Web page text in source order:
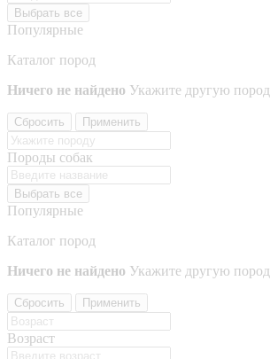
Выбрать все
Популярные
Каталог пород
Ничего не найдено Укажите другую
Сбросить Применить
Породы собак
Выбрать все
Популярные
Каталог пород
Ничего не найдено Укажите другую
Сбросить Применить
Возраст